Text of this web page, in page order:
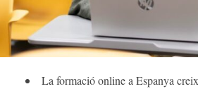
La formació online a Espanya